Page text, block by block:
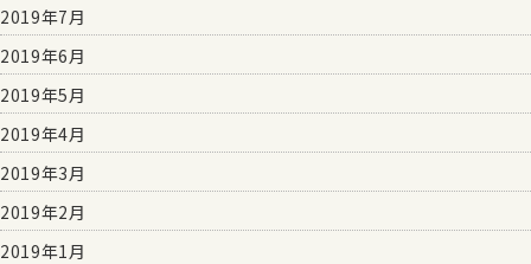
2019年7月
2019年6月
2019年5月
2019年4月
2019年3月
2019年2月
2019年1月